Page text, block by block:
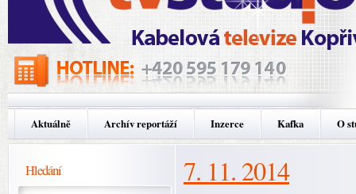
Aktuálně Archív reportáží Inzerce Kafka O
Hledání 7. 11. 2014